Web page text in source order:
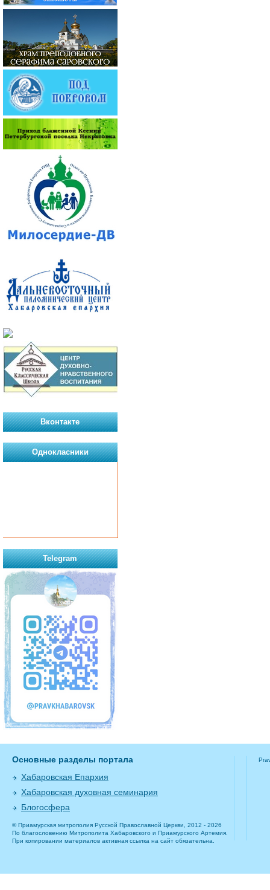
Вконтакте
Однокласники
Telegram
Основные разделы портала
Хабаровская Епархия
Хабаровская духовная семинария
Блогосфера
© Приамурская митрополия Русской Православной Церкви, 2012 - 2026
По благословению Митрополита Хабаровского и Приамурского Артемия.
При копировании материалов активная ссылка на сайт обязательна.